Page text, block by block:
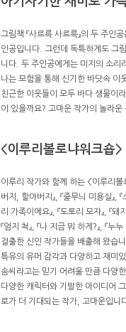
그림책 『사르륵 사르륵』의 두 주
인공입니다. 그런데 독특하게도 그
니다. 두 주인공에게는 미지의 소리
나는 모험을 통해 신기한 바닷속 이
친근한 이웃들이 모두 바다 생물이
이 있을까요? 고마운 작가의 놀라운
<이루리볼로냐워크숍
이루리 작가와 함께 하는 <이루리볼로
버지, 할아버지』, 『줄무늬 미용실』,
리 가족이에요』, 『도토리 모자』, 『돼
『엄지 척』, 『나 지금 뭐 하게?』, 『
걸출한 신인 작가들을 배출해 왔습
특유의 유머 감각과 다양하고 재미
솜씨라고는 믿기 어려울 만큼 다양
다양한 캐릭터와 기발한 아이디어
로가 더 기대되는 작가, 고마운입니